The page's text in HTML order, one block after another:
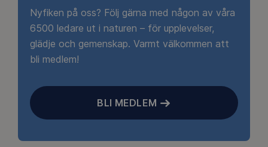
Nyfiken på oss? Följ gärna med någon av våra
6500 ledare ut i naturen – för upplevelser,
glädje och gemenskap. Varmt välkommen att
bli medlem!
BLI MEDLEM